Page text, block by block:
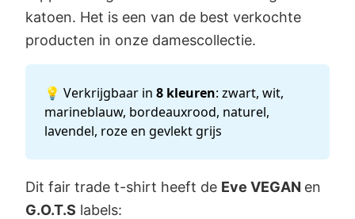
katoen. Het is een van de best verkochte
producten in onze damescollectie.
💡 Verkrijgbaar in 8 kleuren: zwart, wit,
marineblauw, bordeauxrood, naturel,
lavendel, roze en gevlekt grijs
Dit fair trade t-shirt heeft de Eve VEGAN en
G.O.T.S labels: